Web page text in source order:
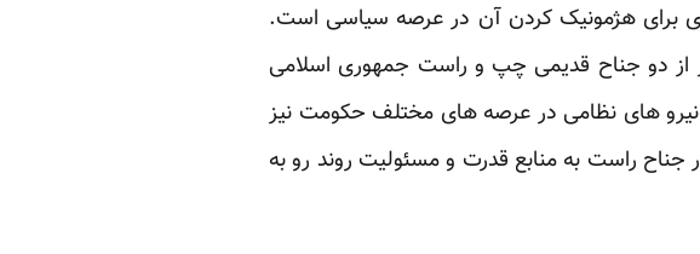
برای هژمونیک کردن آن در عرصه سیاسی است.
تیر ۱۳۸۴ معرفی می کنند و فرا تر از دو جناح قدیمی چپ و راست جمهوری اسلامی
های نظامی در عرصه های مختلف حکومت نیز
راست به منابع قدرت و مسئولیت روند رو به